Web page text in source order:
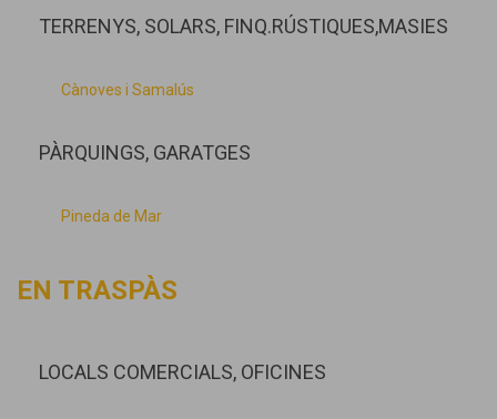
TERRENYS, SOLARS, FINQ.RÚSTIQUES,MASIES
Cànoves i Samalús
PÀRQUINGS, GARATGES
Pineda de Mar
EN TRASPÀS
LOCALS COMERCIALS, OFICINES